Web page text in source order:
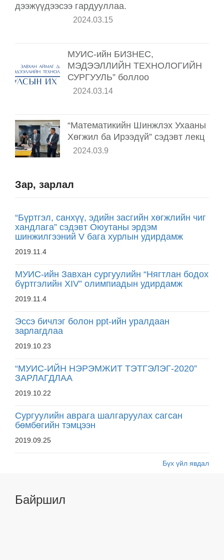
дээжүүдээсээ гардууллаа.
2024.03.15
МУИС-ийн БИЗНЕС,
МЭДЭЭЛЛИЙН ТЕХНОЛОГИЙН
СУРГУУЛЬ” боллоо
2024.03.14
“Математикийн Шинжлэх Ухааны
Хөгжил ба Ирээдүй” сэдэвт лекц
2024.03.9
Зар, зарлал
“Бүртгэл, санхүү, эдийн засгийн хөгжлийн чиг
хандлага” сэдэвт Оюутаны эрдэм
шинжилгээний V бага хурлын удирдамж
2019.11.4
МУИС-ийн Завхан сургуулийн “Нягтлан бодох
бүртгэлийн XIV” олимпиадын удирдамж
2019.11.4
Эссэ бичлэг болон ppt-ийн уралдаан
зарлагдлаа
2019.10.23
“МУИС-ИЙН НЭРЭМЖИТ ТЭТГЭЛЭГ-2020”
ЗАРЛАГДЛАА
2019.10.22
Сургуулийн аврага шалгаруулах сагсан
бөмбөгийн тэмцээн
2019.09.25
Бүх үйл явдал
Байршил